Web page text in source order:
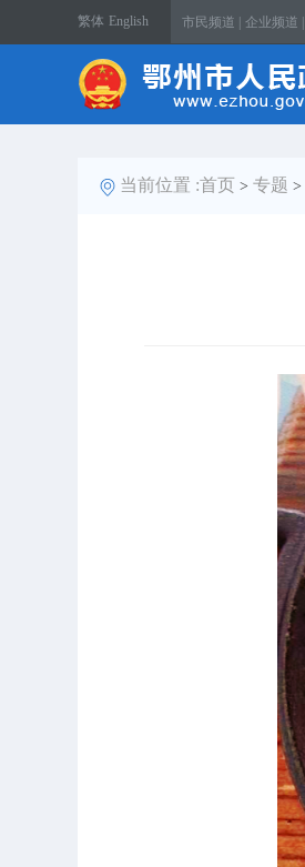
繁体 English 市民频道 | 企业频道 |
当前位置 :首页 > 专题 >